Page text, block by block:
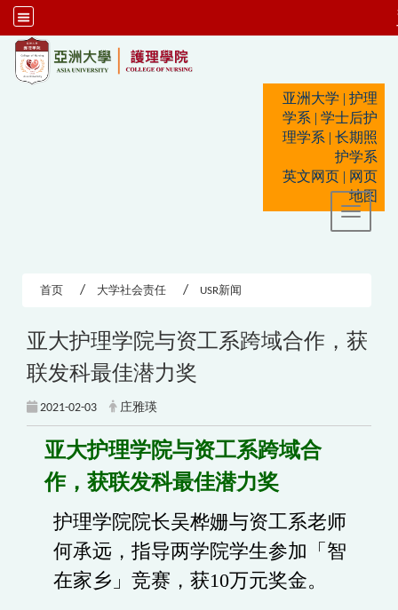
亚洲大学 | 护理
学系 | 学士后护
理学系 | 长期照
护学系
英文网页 | 网页
地图
Toggle
首页 大学社会责任 USR新闻
亚大护理学院与资工系跨域合作，获
联发科最佳潜力奖
2021-02-03 庄雅瑛
亚大护理学院与资工系跨域合
作，获联发科最佳潜力奖
护理学院院长吴桦姗与资工系老师
何承远，指导两学院学生参加「智
在家乡」竞赛，获10万元奖金。